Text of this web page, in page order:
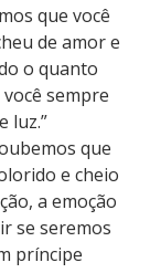
que você
de amor e
o quanto
sempre
luz.”
que
e cheio
a emoção
se seremos
príncipe